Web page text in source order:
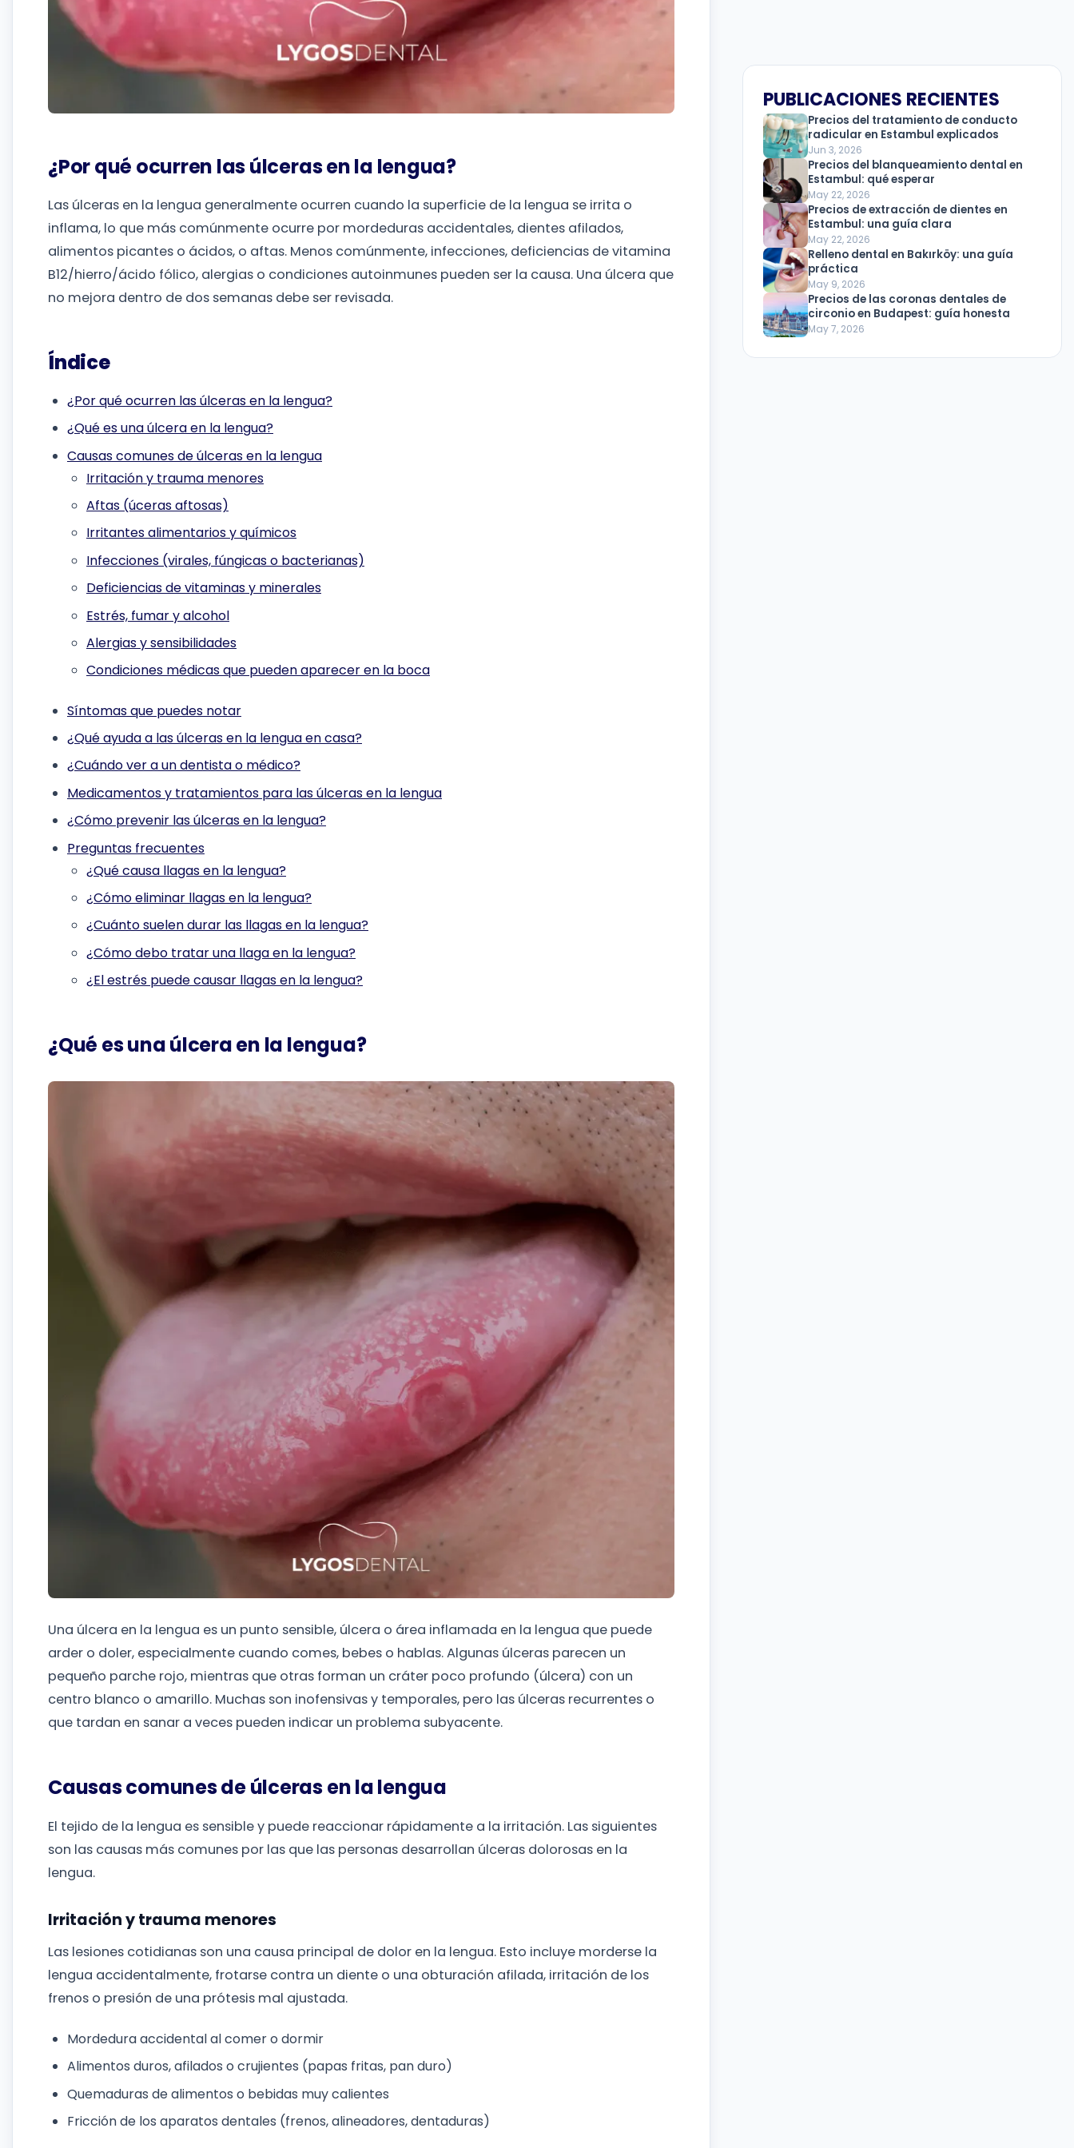
¿Por qué ocurren las úlceras en la lengua?
Las úlceras en la lengua generalmente ocurren cuando la superficie de la lengua se irrita o
inflama, lo que más comúnmente ocurre por mordeduras accidentales, dientes afilados,
alimentos picantes o ácidos, o aftas. Menos comúnmente, infecciones, deficiencias de vitamina
B12/hierro/ácido fólico, alergias o condiciones autoinmunes pueden ser la causa. Una úlcera que
no mejora dentro de dos semanas debe ser revisada.
Índice
¿Por qué ocurren las úlceras en la lengua?
¿Qué es una úlcera en la lengua?
Causas comunes de úlceras en la lengua
Irritación y trauma menores
Aftas (úceras aftosas)
Irritantes alimentarios y químicos
Infecciones (virales, fúngicas o bacterianas)
Deficiencias de vitaminas y minerales
Estrés, fumar y alcohol
Alergias y sensibilidades
Condiciones médicas que pueden aparecer en la boca
Síntomas que puedes notar
¿Qué ayuda a las úlceras en la lengua en casa?
¿Cuándo ver a un dentista o médico?
Medicamentos y tratamientos para las úlceras en la lengua
¿Cómo prevenir las úlceras en la lengua?
Preguntas frecuentes
¿Qué causa llagas en la lengua?
¿Cómo eliminar llagas en la lengua?
¿Cuánto suelen durar las llagas en la lengua?
¿Cómo debo tratar una llaga en la lengua?
¿El estrés puede causar llagas en la lengua?
¿Qué es una úlcera en la lengua?
Una úlcera en la lengua es un punto sensible, úlcera o área inflamada en la lengua que puede
arder o doler, especialmente cuando comes, bebes o hablas. Algunas úlceras parecen un
pequeño parche rojo, mientras que otras forman un cráter poco profundo (úlcera) con un
centro blanco o amarillo. Muchas son inofensivas y temporales, pero las úlceras recurrentes o
que tardan en sanar a veces pueden indicar un problema subyacente.
Causas comunes de úlceras en la lengua
El tejido de la lengua es sensible y puede reaccionar rápidamente a la irritación. Las siguientes
son las causas más comunes por las que las personas desarrollan úlceras dolorosas en la
lengua.
Irritación y trauma menores
Las lesiones cotidianas son una causa principal de dolor en la lengua. Esto incluye morderse la
lengua accidentalmente, frotarse contra un diente o una obturación afilada, irritación de los
frenos o presión de una prótesis mal ajustada.
Mordedura accidental al comer o dormir
Alimentos duros, afilados o crujientes (papas fritas, pan duro)
Quemaduras de alimentos o bebidas muy calientes
Fricción de los aparatos dentales (frenos, alineadores, dentaduras)
PUBLICACIONES RECIENTES
Precios del tratamiento de conducto
radicular en Estambul explicados
Jun 3, 2026
Precios del blanqueamiento dental en
Estambul: qué esperar
May 22, 2026
Precios de extracción de dientes en
Estambul: una guía clara
May 22, 2026
Relleno dental en Bakırköy: una guía
práctica
May 9, 2026
Precios de las coronas dentales de
circonio en Budapest: guía honesta
May 7, 2026